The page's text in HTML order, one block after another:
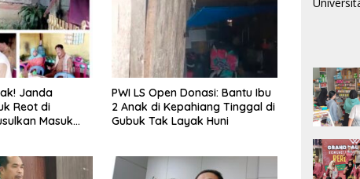
Janda
Reot di
Masuk
PWI LS Open Donasi: Bantu Ibu
2 Anak di Kepahiang Tinggal di
Gubuk Tak Layak Huni